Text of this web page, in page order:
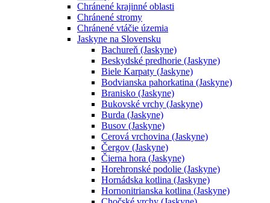
Chránené krajinné oblasti
Chránené stromy
Chránené vtáčie územia
Jaskyne na Slovensku
Bachureň (Jaskyne)
Beskydské predhorie (Jaskyne)
Biele Karpaty (Jaskyne)
Bodvianska pahorkatina (Jaskyne)
Branisko (Jaskyne)
Bukovské vrchy (Jaskyne)
Burda (Jaskyne)
Busov (Jaskyne)
Cerová vrchovina (Jaskyne)
Čergov (Jaskyne)
Čierna hora (Jaskyne)
Horehronské podolie (Jaskyne)
Hornádska kotlina (Jaskyne)
Hornonitrianska kotlina (Jaskyne)